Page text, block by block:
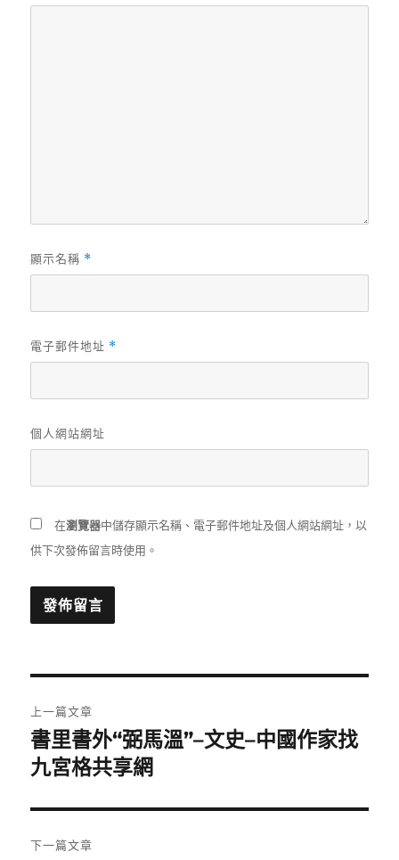
顯示名稱 *
電子郵件地址 *
個人網站網址
在瀏覽器中儲存顯示名稱、電子郵件地址及個人網站網址，以
供下次發佈留言時使用。
章
導
覽
上一篇文章
上
一
文
章:
書里書外“弼馬溫”–文史–中國作家找
九宮格共享網
下一篇文章